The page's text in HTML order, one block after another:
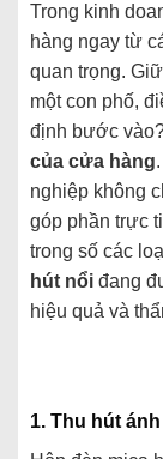
Trong kinh
hàng ngay từ
quan trọng.
mộtcon phố,
định bước
của cửa hàng.
nghiệp không
góp phần trực
trong số các
hút nổi đang
hiệu quả và
1. Thu hút ánh